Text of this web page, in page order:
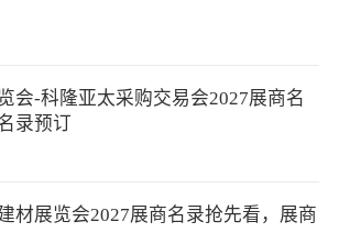
会-科隆亚太采购交易会2027展商名
录预订
材展览会2027展商名录抢先看，展商